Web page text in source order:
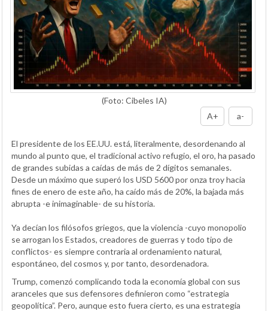
(Foto: Cibeles IA)
A+
a-
El presidente de los EE.UU. está, literalmente, desordenando al
mundo al punto que, el tradicional activo refugio, el oro, ha pasado
de grandes subidas a caídas de más de 2 dígitos semanales.
Desde un máximo que superó los USD 5600 por onza troy hacia
fines de enero de este año, ha caído más de 20%, la bajada más
abrupta -e inimaginable- de su historia.
Ya decían los filósofos griegos, que la violencia -cuyo monopolio
se arrogan los Estados, creadores de guerras y todo tipo de
conflictos- es siempre contraria al ordenamiento natural,
espontáneo, del cosmos y, por tanto, desordenadora.
Trump, comenzó complicando toda la economía global con sus
aranceles que sus defensores definieron como “estrategia
geopolítica”. Pero, aunque esto fuera cierto, es una estrategia